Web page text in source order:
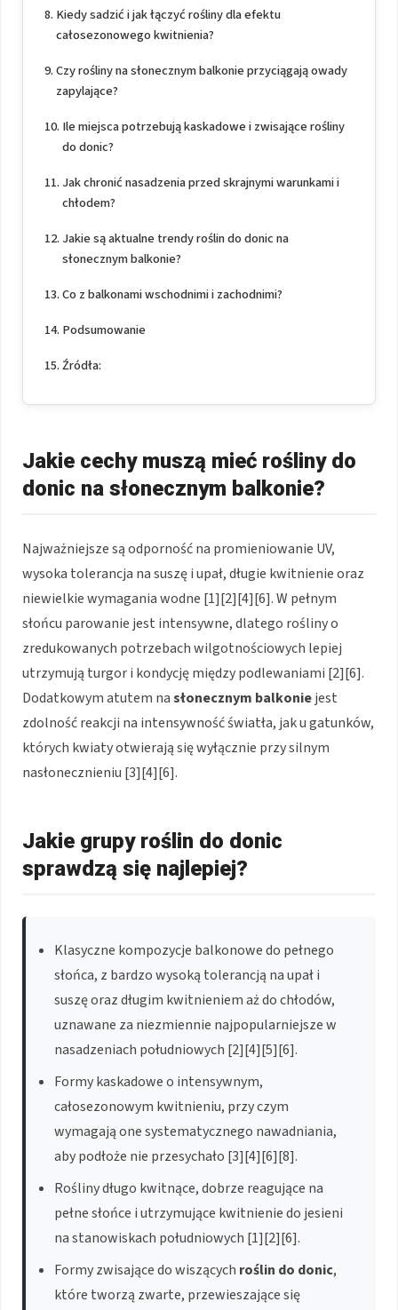
Kiedy sadzić i jak łączyć rośliny dla efektu
całosezonowego kwitnienia?
Czy rośliny na słonecznym balkonie przyciągają owady
zapylające?
Ile miejsca potrzebują kaskadowe i zwisające rośliny
do donic?
Jak chronić nasadzenia przed skrajnymi warunkami i
chłodem?
Jakie są aktualne trendy roślin do donic na
słonecznym balkonie?
Co z balkonami wschodnimi i zachodnimi?
Podsumowanie
Źródła:
Jakie cechy muszą mieć rośliny do
donic na słonecznym balkonie?
Najważniejsze są odporność na promieniowanie UV,
wysoka tolerancja na suszę i upał, długie kwitnienie oraz
niewielkie wymagania wodne [1][2][4][6]. W pełnym
słońcu parowanie jest intensywne, dlatego rośliny o
zredukowanych potrzebach wilgotnościowych lepiej
utrzymują turgor i kondycję między podlewaniami [2][6].
Dodatkowym atutem nasłonecznym balkoniejest
zdolność reakcji na intensywność światła, jak u gatunków,
których kwiaty otwierają się wyłącznie przy silnym
nasłonecznieniu [3][4][6].
Jakie grupy roślin do donic
sprawdzą się najlepiej?
Klasyczne kompozycje balkonowe do pełnego
słońca, z bardzo wysoką tolerancją na upał i
suszę oraz długim kwitnieniem aż do chłodów,
uznawane za niezmiennie najpopularniejsze w
nasadzeniach południowych [2][4][5][6].
Formy kaskadowe o intensywnym,
całosezonowym kwitnieniu, przy czym
wymagają one systematycznego nawadniania,
aby podłoże nie przesychało [3][4][6][8].
Rośliny długo kwitnące, dobrze reagujące na
pełne słońce i utrzymujące kwitnienie do jesieni
na stanowiskach południowych [1][2][6].
Formy zwisające do wiszących roślin do donic,
które tworzą zwarte, przewieszające się